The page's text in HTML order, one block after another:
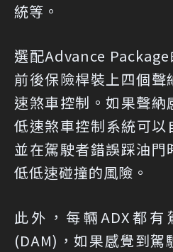
統等。
選配Advance
前後保險桿裝上四個聲
速煞車控制。如果聲納
低速煞車控制系統可以
並在駕駛者錯誤踩油
低低速碰撞的風險。
此外，每輛ADX都
(DAM)，如果感覺到駕